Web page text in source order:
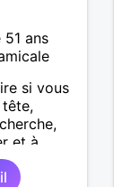
ans
si vous
et à